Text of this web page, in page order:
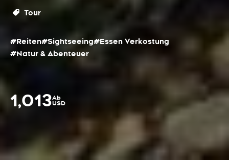
Tour
#Reiten#Sightseeing#Essen Verkostung
#Natur & Abenteuer
1,013Ab
USD